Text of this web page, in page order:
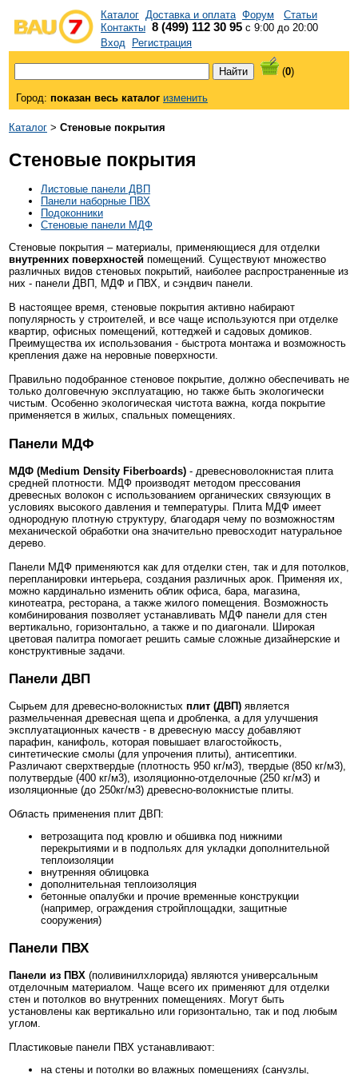
Каталог Доставка и оплата Форум
Статьи
Контакты 8 (499) 112 30 95 с 9:00 до 20:00
Вход
Регистрация
(0)
Город: показан весь каталог изменить
Каталог > Стеновые покрытия
Стеновые покрытия
Листовые панели ДВП
Панели наборные ПВХ
Подоконники
Стеновые панели МДФ
Стеновые покрытия – материалы, применяющиеся для отделки
внутренних поверхностей помещений. Существуют множество
различных видов стеновых покрытий, наиболее распространенные из
них - панели ДВП, МДФ и ПВХ, и сэндвич панели.
В настоящее время, стеновые покрытия активно набирают
популярность у строителей, и все чаще используются при отделке
квартир, офисных помещений, коттеджей и садовых домиков.
Преимущества их использования - быстрота монтажа и возможность
крепления даже на неровные поверхности.
Правильно подобранное стеновое покрытие, должно обеспечивать не
только долговечную эксплуатацию, но также быть экологически
чистым. Особенно экологическая чистота важна, когда покрытие
применяется в жилых, спальных помещениях.
Панели МДФ
МДФ (Medium Density Fiberboards) - древесноволокнистая плита
средней плотности. МДФ производят методом прессования
древесных волокон с использованием органических связующих в
условиях высокого давления и температуры. Плита МДФ имеет
однородную плотную структуру, благодаря чему по возможностям
механической обработки она значительно превосходит натуральное
дерево.
Панели МДФ применяются как для отделки стен, так и для потолков,
перепланировки интерьера, создания различных арок. Применяя их,
можно кардинально изменить облик офиса, бара, магазина,
кинотеатра, ресторана, а также жилого помещения. Возможность
комбинирования позволяет устанавливать МДФ панели для стен
вертикально, горизонтально, а также и по диагонали. Широкая
цветовая палитра помогает решить самые сложные дизайнерские и
конструктивные задачи.
Панели ДВП
Сырьем для древесно-волокнистых плит (ДВП) является
размельченная древесная щепа и дробленка, а для улучшения
эксплуатационных качеств - в древесную массу добавляют
парафин, канифоль, которая повышает влагостойкость,
синтетические смолы (для упрочения плиты), антисептики.
Различают сверхтвердые (плотность 950 кг/м3), твердые (850 кг/м3),
полутвердые (400 кг/м3), изоляционно-отделочные (250 кг/м3) и
изоляционные (до 250кг/м3) древесно-волокнистые плиты.
Область применения плит ДВП:
ветрозащита под кровлю и обшивка под нижними
перекрытиями и в подпольях для укладки дополнительной
теплоизоляции
внутренняя облицовка
дополнительная теплоизоляция
бетонные опалубки и прочие временные конструкции
(например, ограждения стройплощадки, защитные
сооружения)
Панели ПВХ
Панели из ПВХ (поливинилхлорида) являются универсальным
отделочным материалом. Чаще всего их применяют для отделки
стен и потолков во внутренних помещениях. Могут быть
установлены как вертикально или горизонтально, так и под любым
углом.
Пластиковые панели ПВХ устанавливают:
на стены и потолки во влажных помещениях (санузлы,